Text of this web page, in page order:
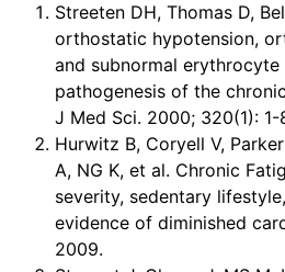
Streeten DH, Thomas D,
orthostatic hypotension,
and subnormal
pathogenesis of the
J Med Sci. 2000; 320(1): 1-
Hurwitz B, Coryell V,
A, NG K, et al. Chronic
severity, sedentary
evidence of diminished
2009.